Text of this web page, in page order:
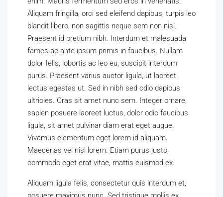
Aliquam fringilla, orci sed eleifend dapibus, turpis leo
blandit libero, non sagittis neque sem non nisl.
Praesent id pretium nibh. Interdum et malesuada
fames ac ante ipsum primis in faucibus. Nullam
dolor felis, lobortis ac leo eu, suscipit interdum
purus. Praesent varius auctor ligula, ut laoreet
lectus egestas ut. Sed in nibh sed odio dapibus
ultricies. Cras sit amet nunc sem. Integer ornare,
sapien posuere laoreet luctus, dolor odio faucibus
ligula, sit amet pulvinar diam erat eget augue.
Vivamus elementum eget lorem id aliquam.
Maecenas vel nisl lorem. Etiam purus justo,
commodo eget erat vitae, mattis euismod ex.
Aliquam ligula felis, consectetur quis interdum et,